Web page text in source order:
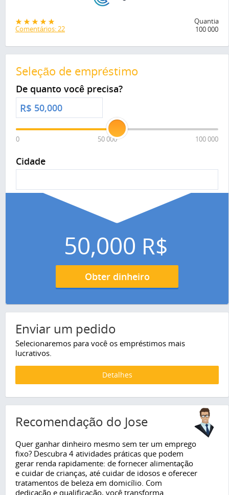
Comentários: 22
Quantia
100 000
Seleção de empréstimo
De quanto você precisa?
R$
0 50 000 100 000
Cidade
50,000 R$
Obter dinheiro
Enviar um pedido
Selecionaremos para você os empréstimos mais
lucrativos.
Detalhes
Recomendação do Jose
Quer ganhar dinheiro mesmo sem ter um emprego
fixo? Descubra 4 atividades práticas que podem
gerar renda rapidamente: de fornecer alimentação
e cuidar de crianças, até cuidar de idosos e oferecer
tratamentos de beleza em domicílio. Com
dedicação e qualificação, você transforma